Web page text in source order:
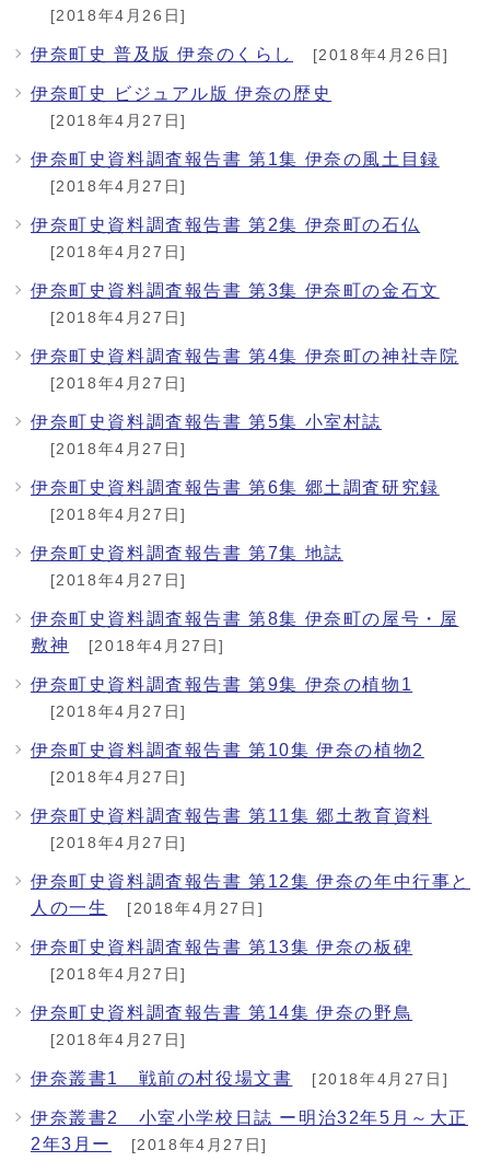
[2018年4月26日]
伊奈町史 普及版 伊奈のくらし [2018年4月26日]
伊奈町史 ビジュアル版 伊奈の歴史
[2018年4月27日]
伊奈町史資料調査報告書 第1集 伊奈の風土目録
[2018年4月27日]
伊奈町史資料調査報告書 第2集 伊奈町の石仏
[2018年4月27日]
伊奈町史資料調査報告書 第3集 伊奈町の金石文
[2018年4月27日]
伊奈町史資料調査報告書 第4集 伊奈町の神社寺院
[2018年4月27日]
伊奈町史資料調査報告書 第5集 小室村誌
[2018年4月27日]
伊奈町史資料調査報告書 第6集 郷土調査研究録
[2018年4月27日]
伊奈町史資料調査報告書 第7集 地誌
[2018年4月27日]
伊奈町史資料調査報告書 第8集 伊奈町の屋号・屋
敷神
[2018年4月27日]
伊奈町史資料調査報告書 第9集 伊奈の植物1
[2018年4月27日]
伊奈町史資料調査報告書 第10集 伊奈の植物2
[2018年4月27日]
伊奈町史資料調査報告書 第11集 郷土教育資料
[2018年4月27日]
伊奈町史資料調査報告書 第12集 伊奈の年中行事と
人の一生
[2018年4月27日]
伊奈町史資料調査報告書 第13集 伊奈の板碑
[2018年4月27日]
伊奈町史資料調査報告書 第14集 伊奈の野鳥
[2018年4月27日]
伊奈叢書1 戦前の村役場文書 [2018年4月27日]
伊奈叢書2 小室小学校日誌 ー明治32年5月～大正
2年3月ー
[2018年4月27日]